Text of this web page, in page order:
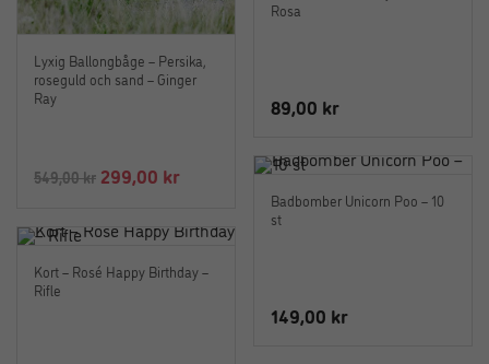
Lyxig Ballongbåge – Persika,
roseguld och sand – Ginger
Ray
549,00kr Det
priset
var:
549,00 kr.
299,00 krDet
priset
299,00 kr.
499,00 kr.
Rosa
89,00 kr
Badbomber Unicorn Poo – 10
st
149,00 kr
Kort – Rosé Happy Birthday –
Rifle